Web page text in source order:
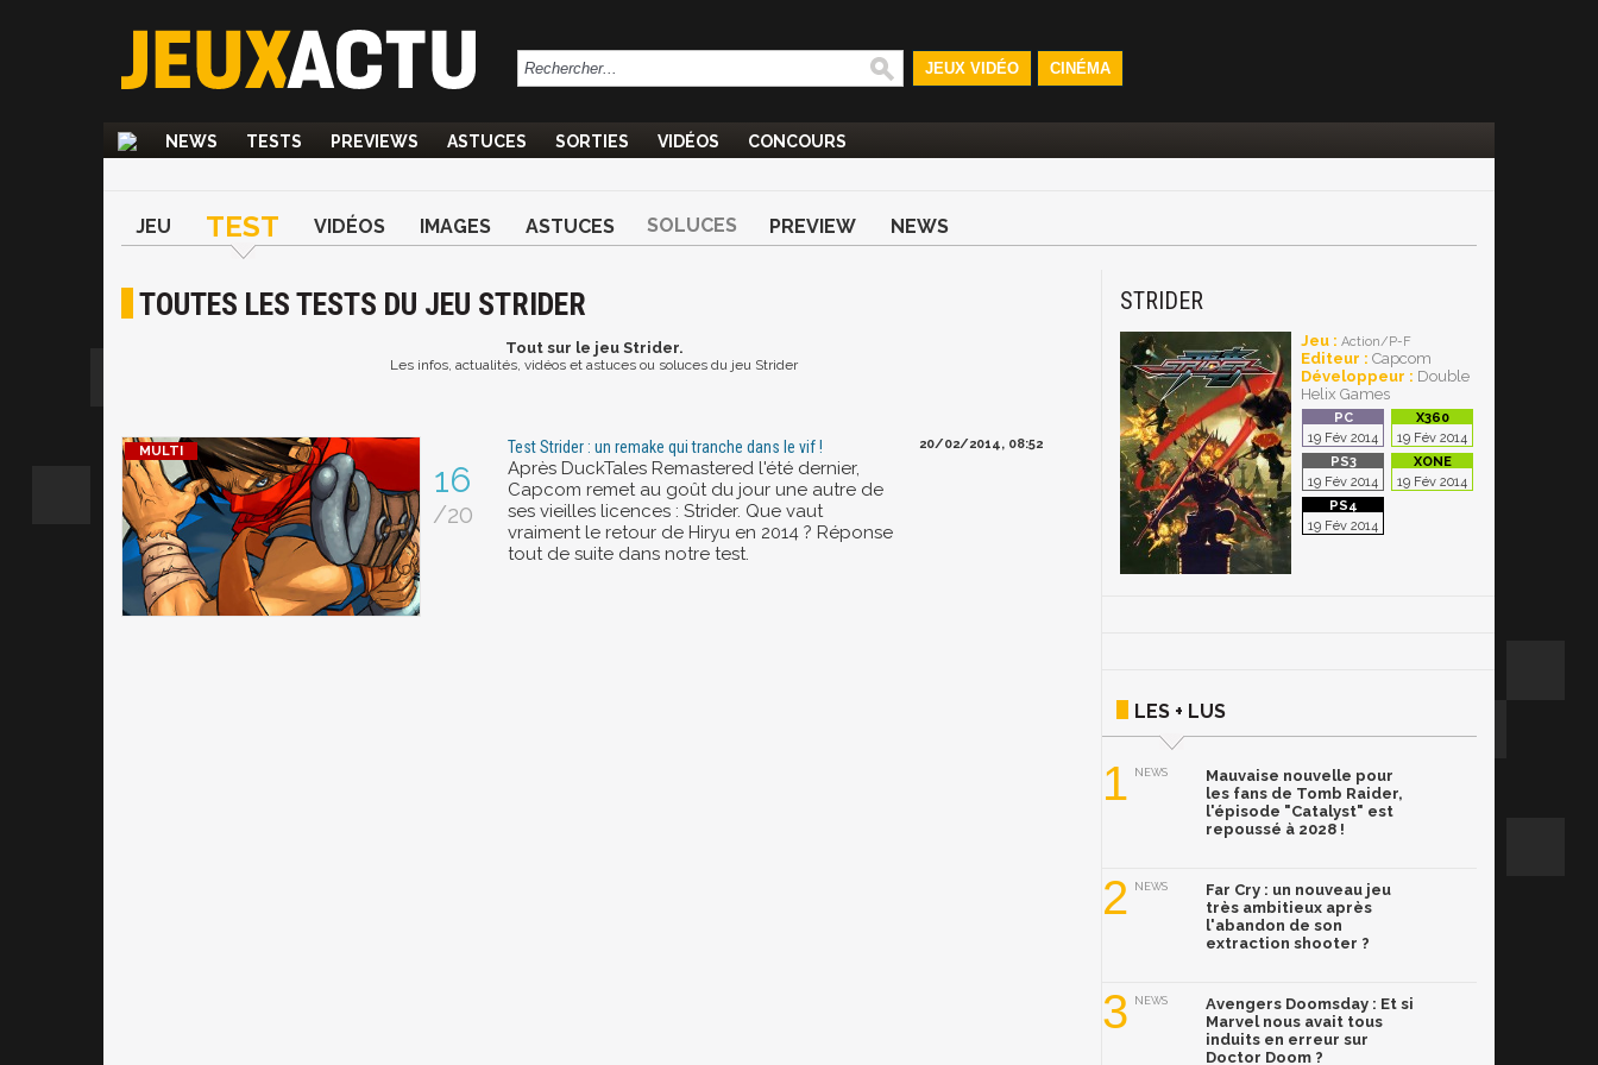
JEUX VIDÉO CINÉMA
NEWS TESTS PREVIEWS ASTUCES SORTIES VIDÉOS CONCOURS
JEU TEST VIDÉOS IMAGES ASTUCES SOLUCES PREVIEW NEWS
TOUTES LES TESTS DU JEU STRIDER
Toutsur le jeu Strider.
Les infos, actualités, vidéos et astuces ou soluces du jeu Strider
16
/20
Test Strider : un remake qui tranche dans le vif !
Après DuckTales Remastered l'été dernier,
Capcom remet au goût du jour une autre de
ses vieilles licences : Strider. Que vaut
vraiment le retour de Hiryu en 2014 ? Réponse
tout de suite dans notre test.
20/02/2014, 08:52
STRIDER
Jeu : Action/P-F
Editeur : Capcom
Développeur : Double
Helix Games
19 Fév 2014 19 Fév 2014
19 Fév 2014 19 Fév 2014
19 Fév 2014
LES + LUS
1 NEWS
Mauvaise nouvelle pour
les fans de Tomb Raider,
l'épisode "Catalyst" est
repoussé à 2028 !
2 NEWS
Far Cry : un nouveau jeu
très ambitieux après
l'abandon de son
extraction shooter ?
3 NEWS
Avengers Doomsday : Et si
Marvel nous avait tous
induits en erreur sur
Doctor Doom ?